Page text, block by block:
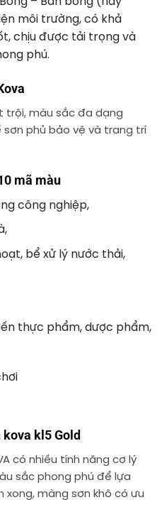
môi trường, có khả
chịu được tải trọng và
phú.
trội, màu sắc đa dạng
phủ bảo vệ và trang trí
mã màu
công nghiệp,
bể xử lý nước thải,
thực phẩm, dược phẩm,
kl5 Gold
có nhiều tính năng cơ lý
sắc phong phú để lựa
xong, màng sơn khô có ưu